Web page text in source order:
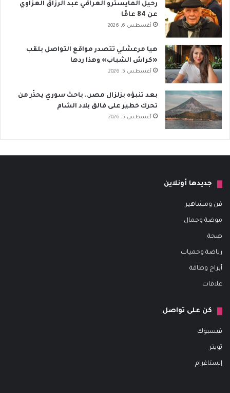
رحيل المايسترو العراقي عبد الرزاق العزاوي
عن 84 عامًا
أغسطس 6, 2026
هيا مرعشلي تتصدر مواقع التواصل بلقب
«كراش الشباب» وهذا ردها
أغسطس 5, 2026
بعد تنبؤه بزلزال مصر.. باحث سوري يحذّر من
تحرك خطير على فالق بلاد الشام
أغسطس 5, 2026
جديدها أونلاين
فن ومشاهير
موضة وجمال
صحة
رياضة وحميات
أبراج وطاقة
علاقات
كن على تواصل
فيسبوك
تويتر
إنستاغرام